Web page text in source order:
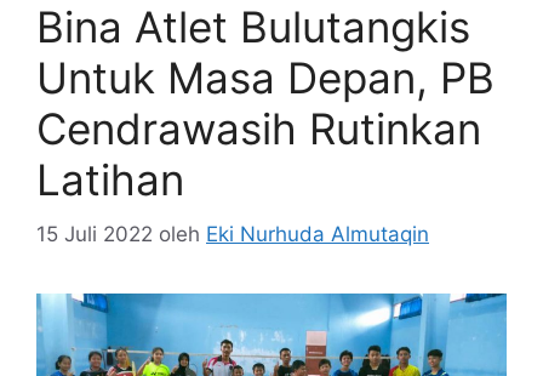
Bina Atlet Bulutangkis
Untuk Masa Depan, PB
Cendrawasih Rutinkan
Latihan
15 Juli 2022 oleh Eki Nurhuda Almutaqin